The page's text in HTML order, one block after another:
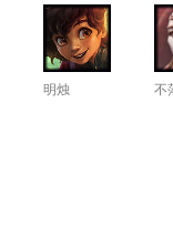
明烛 不